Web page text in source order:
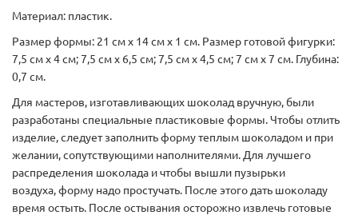
Материал: пластик.
Размер формы: 21 см х 14 см х 1 см. Размер готовой фигурки:
7,5 см х 4 см; 7,5 см х 6,5 см; 7,5 см х 4,5 см; 7 см х 7 см. Глубина:
0,7 см.
Для мастеров, изготавливающих шоколад вручную, были
разработаны специальные пластиковые формы. Чтобы отлить
изделие, следует заполнить форму теплым шоколадом и при
желании, сопутствующими наполнителями. Для лучшего
распределения шоколада и чтобы вышли пузырьки
воздуха, форму надо простучать. После этого дать шоколаду
время остыть. После остывания осторожно извлечь готовые